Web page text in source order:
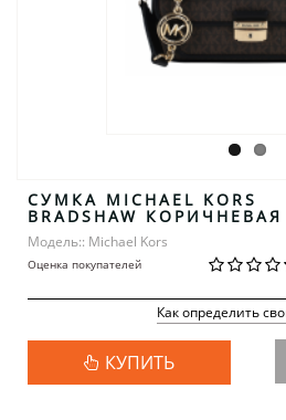
CУМКА MICHAEL KORS
BRADSHAW КОРИЧНЕВАЯ
Модель:: Michael Kors
Оценка покупателей
Как определить
КУПИТЬ